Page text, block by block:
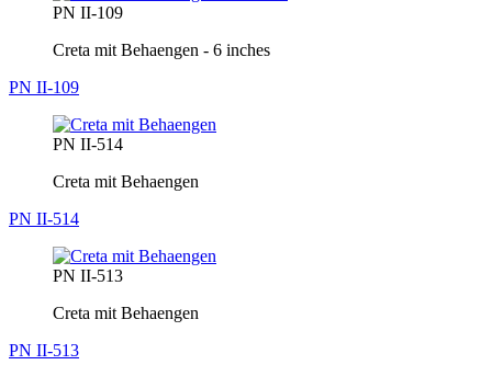
PN II-109
Creta mit Behaengen - 6 inches
PN II-109
PN II-514
Creta mit Behaengen
PN II-514
PN II-513
Creta mit Behaengen
PN II-513